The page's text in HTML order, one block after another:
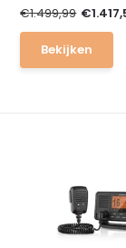
€1.499,99
Bekijken